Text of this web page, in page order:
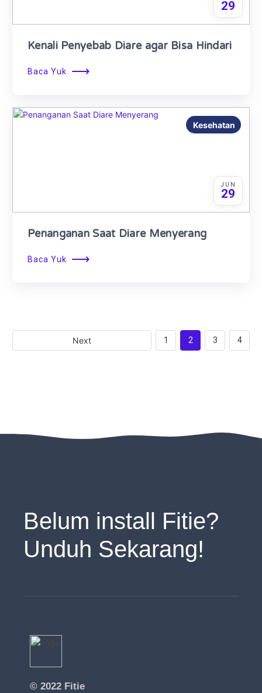
29
Kenali Penyebab Diare agar Bisa Hindari
Baca Yuk ⟶
Kesehatan
JUN
29
Penanganan Saat Diare Menyerang
Baca Yuk ⟶
Next 1 2 3 4
Belum install Fitie?
Unduh Sekarang!
© 2022 Fitie